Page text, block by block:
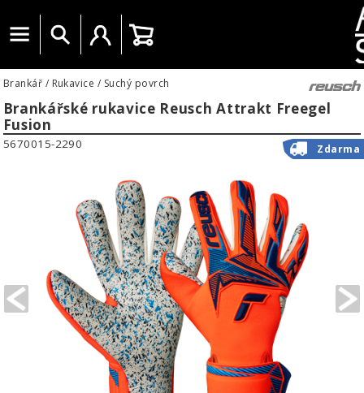
Menu Vyhledat Uživatelský účet
Brankář / Rukavice / Suchý povrch
Brankářské rukavice Reusch Attrakt Freegel
Fusion
PREVIOUS
5670015-2290 Zdarma